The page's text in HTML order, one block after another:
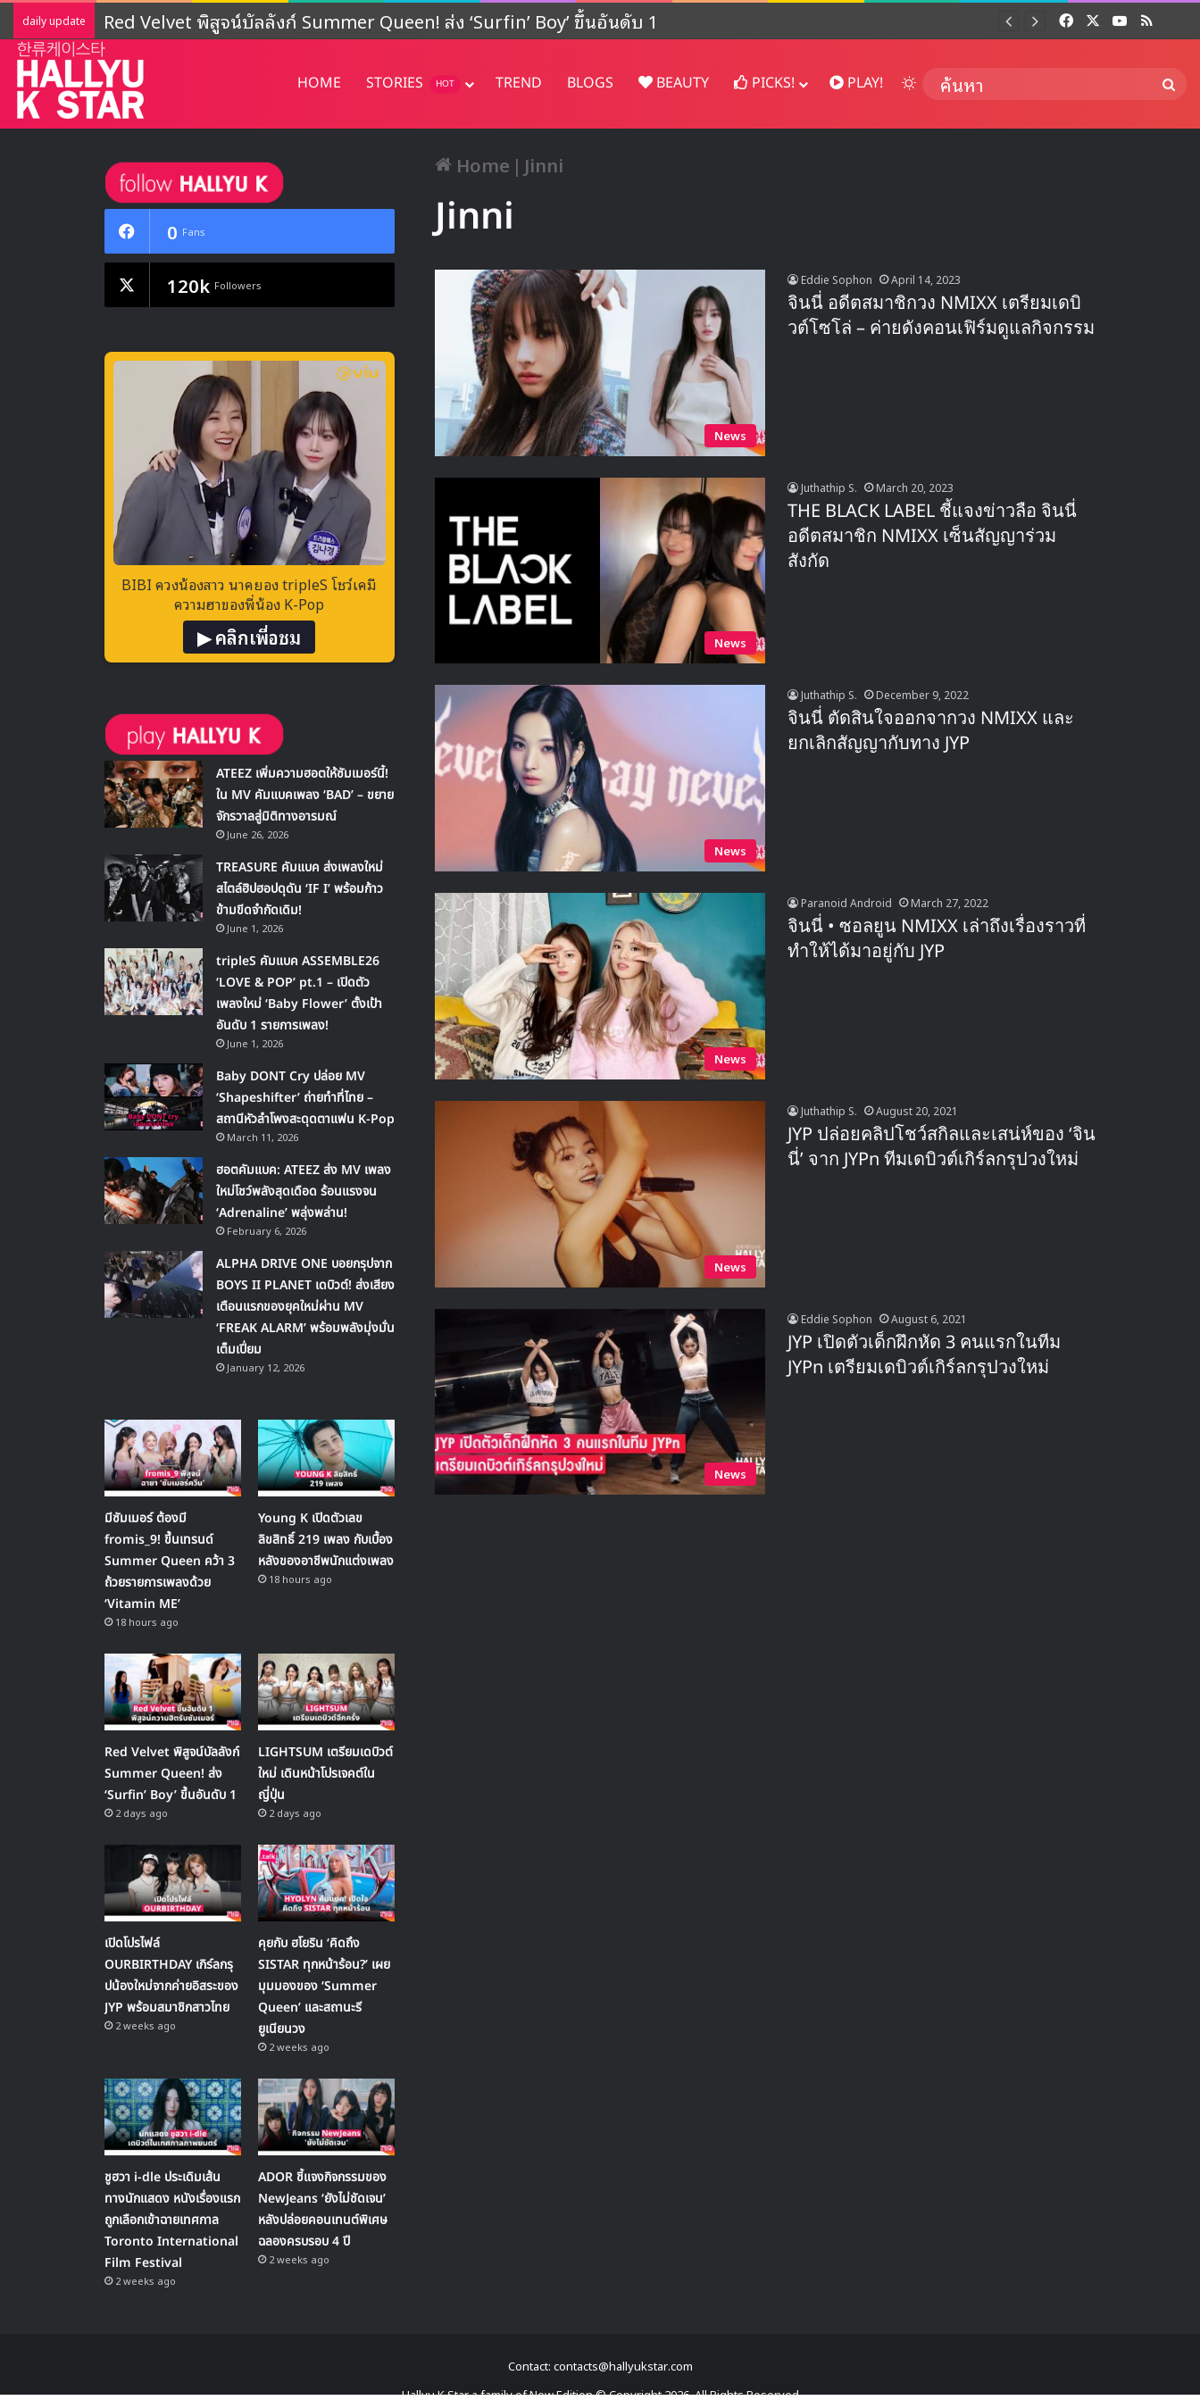
daily update Red Velvet พิสูจน์บัลลังก์ Summer Queen! ส่ง ‘Surfin’ Boy’ ขึ้นอันดับ 1 FacebookYouTube
RSS
HOME STORIES HOT TREND BLOGS BEAUTY PICKS! PLAY! Switch skin
Home | Jinni
Jinni
News
Eddie Sophon April 14, 2023
จินนี่ อดีตสมาชิกวง NMIXX เตรียมเดบิ
วต์โซโล่ – ค่ายดังคอนเฟิร์มดูแลกิจกรรม
News
Juthathip S. March 20, 2023
THE BLACK LABEL ชี้แจงข่าวลือ จินนี่
อดีตสมาชิก NMIXX เซ็นสัญญาร่วม
สังกัด
News
Juthathip S. December 9, 2022
จินนี่ ตัดสินใจออกจากวง NMIXX และ
ยกเลิกสัญญากับทาง JYP
News
Paranoid Android March 27, 2022
จินนี่ • ซอลยูน NMIXX เล่าถึงเรื่องราวที่
ทำให้ได้มาอยู่กับ JYP
News
Juthathip S. August 20, 2021
JYP ปล่อยคลิปโชว์สกิลและเสน่ห์ของ ‘จิน
นี่’ จาก JYPn ทีมเดบิวต์เกิร์ลกรุปวงใหม่
News
Eddie Sophon August 6, 2021
JYP เปิดตัวเด็กฝึกหัด 3 คนแรกในทีม
JYPn เตรียมเดบิวต์เกิร์ลกรุปวงใหม่
0 Fans
120k Followers
BIBI ควงน้องสาว นาคยอง tripleS โชว์เคมี
ความฮาของพี่น้อง K-Pop
▶ คลิกเพื่อชม
ATEEZ เพิ่มความฮอตให้ซัมเมอร์นี้!
ใน MV คัมแบคเพลง ‘BAD’ – ขยาย
จักรวาลสู่มิติทางอารมณ์
June 26, 2026
TREASURE คัมแบค ส่งเพลงใหม่
สไตล์ฮิปฮอปดุดัน ‘IF I’ พร้อมก้าว
ข้ามขีดจำกัดเดิม!
June 1, 2026
tripleS คัมแบค ASSEMBLE26
‘LOVE & POP’ pt.1 – เปิดตัว
เพลงใหม่ ‘Baby Flower’ ตั้งเป้า
อันดับ 1 รายการเพลง!
June 1, 2026
Baby DONT Cry ปล่อย MV
‘Shapeshifter’ ถ่ายทำที่ไทย –
สถานีหัวลำโพงสะดุดตาแฟน K-Pop
March 11, 2026
ฮอตคัมแบค: ATEEZ ส่ง MV เพลง
ใหม่โชว์พลังสุดเดือด ร้อนแรงจน
‘Adrenaline’ พลุ่งพล่าน!
February 6, 2026
ALPHA DRIVE ONE บอยกรุปจาก
BOYS II PLANET เดบิวต์! ส่งเสียง
เตือนแรกของยุคใหม่ผ่าน MV
‘FREAK ALARM’ พร้อมพลังมุ่งมั่น
เต็มเปี่ยม
January 12, 2026
มีซัมเมอร์ ต้องมี
fromis_9! ขึ้นเทรนด์
Summer Queen คว้า 3
ถ้วยรายการเพลงด้วย
‘Vitamin ME’
18 hours ago
Young K เปิดตัวเลข
ลิขสิทธิ์ 219 เพลง กับเบื้อง
หลังของอาชีพนักแต่งเพลง
18 hours ago
Red Velvet พิสูจน์บัลลังก์
Summer Queen! ส่ง
‘Surfin’ Boy’ ขึ้นอันดับ 1
2 days ago
LIGHTSUM เตรียมเดบิวต์
ใหม่ เดินหน้าโปรเจคต์ใน
ญี่ปุ่น
2 days ago
เปิดโปรไฟล์
OURBIRTHDAY เกิร์ลกรุ
ปน้องใหม่จากค่ายอิสระของ
JYP พร้อมสมาชิกสาวไทย
2 weeks ago
คุยกับ ฮโยริน ‘คิดถึง
SISTAR ทุกหน้าร้อน?’ เผย
มุมมองของ ‘Summer
Queen’ และสถานะรี
ยูเนียนวง
2 weeks ago
ชูฮวา i-dle ประเดิมเส้น
ทางนักแสดง หนังเรื่องแรก
ถูกเลือกเข้าฉายเทศกาล
Toronto International
Film Festival
2 weeks ago
ADOR ชี้แจงกิจกรรมของ
NewJeans ‘ยังไม่ชัดเจน’
หลังปล่อยคอนเทนต์พิเศษ
ฉลองครบรอบ 4 ปี
2 weeks ago
Contact: contacts@hallyukstar.com
Hallyu K Star a family of New Edition © Copyright 2026, All Rights Reserved